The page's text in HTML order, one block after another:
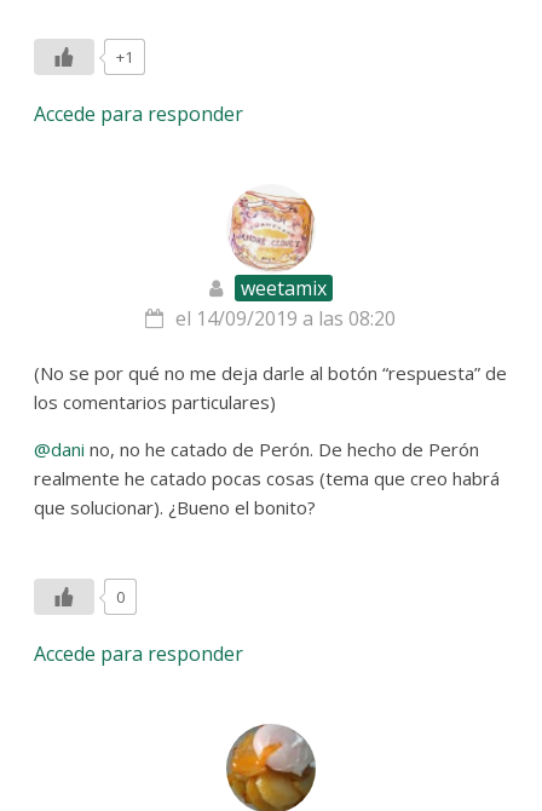
+1
Accede para responder
weetamix
el 14/09/2019 a las 08:20
(No se por qué no me deja darle al botón “respuesta” de
los comentarios particulares)
@dani no, no he catado de Perón. De hecho de Perón
realmente he catado pocas cosas (tema que creo habrá
que solucionar). ¿Bueno el bonito?
0
Accede para responder